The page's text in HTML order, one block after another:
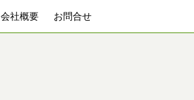
会社概要 お問合せ